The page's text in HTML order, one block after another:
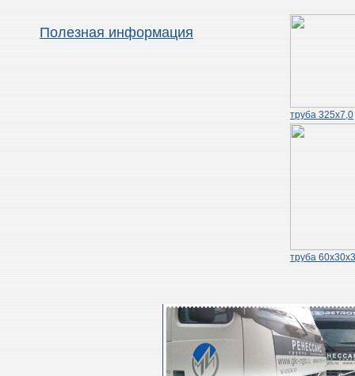
Полезная информация
труба 325х7,0
труба